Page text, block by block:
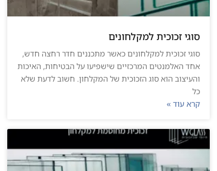
סוגי זכוכית למקלחונים
סוגי זכוכית למקלחונים כאשר מתכננים חדר רחצה חדש,
אחד האלמנטים המרכזיים שישפיעו על הבטיחות, האיכות
והעיצוב הוא סוג הזכוכית של המקלחון. חשוב לדעת שלא
כל
קרא עוד »